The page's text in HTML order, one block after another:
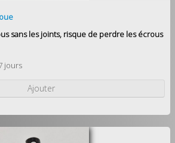
sans les joints, risque de perdre les écrous
jours
Ajouter